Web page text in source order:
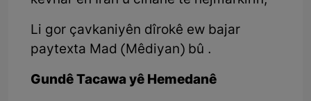
Li gor çavkaniyên dîrokê ew bajar
paytexta Mad (Mêdiyan) bû .
Gundê Tacawa yê Hemedanê